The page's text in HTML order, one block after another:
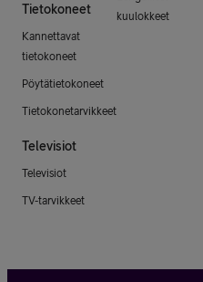
Tietokoneet
Kannettavat
tietokoneet
Pöytätietokoneet
Tietokonetarvikkeet
Televisiot
Televisiot
TV-tarvikkeet
kuulokkeet